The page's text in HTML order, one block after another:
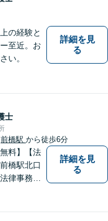
の経験と
至近。お
い。
詳細を見
る
士
前橋駅 から徒歩6分
料】【法
橋駅北口
律事務所
詳細を見
る